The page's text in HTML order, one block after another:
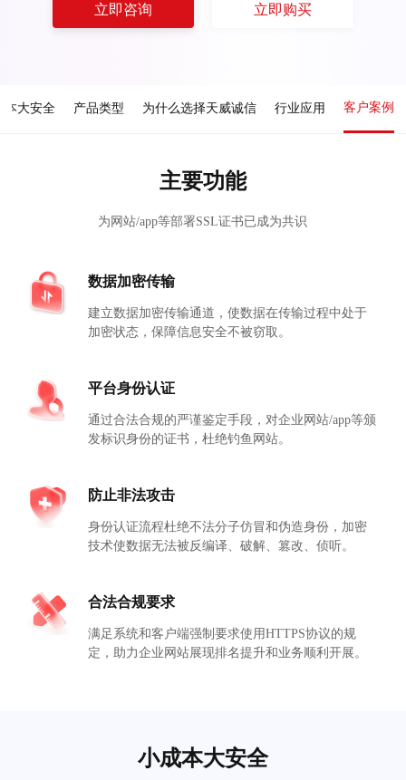
立即咨询 立即购买
本大安全 产品类型 为什么选择天威诚信 行业应用 客户案例
主要功能
为网站/app等部署SSL证书已成为共识
数据加密传输
建立数据加密传输通道，使数据在传输过程中处于
加密状态，保障信息安全不被窃取。
平台身份认证
通过合法合规的严谨鉴定手段，对企业网站/app等颁
发标识身份的证书，杜绝钓鱼网站。
防止非法攻击
身份认证流程杜绝不法分子仿冒和伪造身份，加密
技术使数据无法被反编译、破解、篡改、侦听。
合法合规要求
满足系统和客户端强制要求使用HTTPS协议的规
定，助力企业网站展现排名提升和业务顺利开展。
小成本大安全